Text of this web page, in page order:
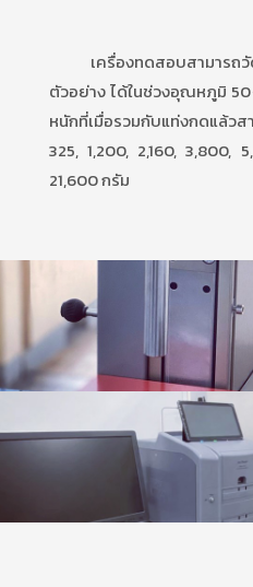
เครื่องทดสอบสามารถ
ตัวอย่าง ได้ในช่วงอุณหภูมิ
หนักที่เมื่อรวมกับแท่งกดแล้วส
325, 1,200, 2,160, 3,800,
21,600 กรัม